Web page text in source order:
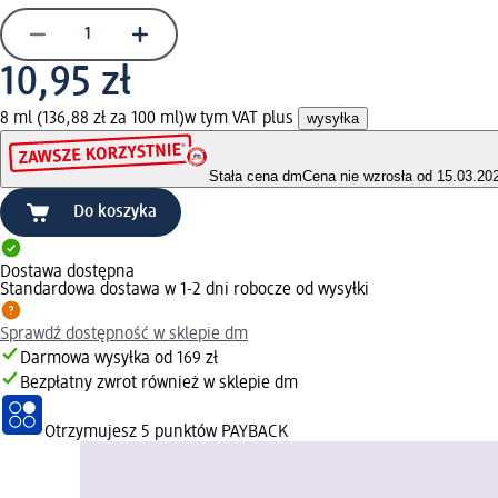
10,95 zł
8 ml (136,88 zł za 100 ml)w tym VAT plus wysyłka
Stała cena dmCena nie wzrosła od
Do koszyka
Dostawa dostępna
Standardowa dostawa w 1-2 dni robocze od wysyłki
Sprawdź dostępność w sklepie dm
Darmowa wysyłka od 169 zł
Bezpłatny zwrot również w sklepie dm
Otrzymujesz 5 punktów PAYBACK